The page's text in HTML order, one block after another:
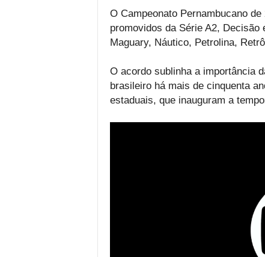
O Campeonato Pernambucano
promovidos da Série A2, Decisão
Maguary, Náutico, Petrolina,
O acordo sublinha a importância
brasileiro há mais de cinquenta
estaduais, que inauguram a